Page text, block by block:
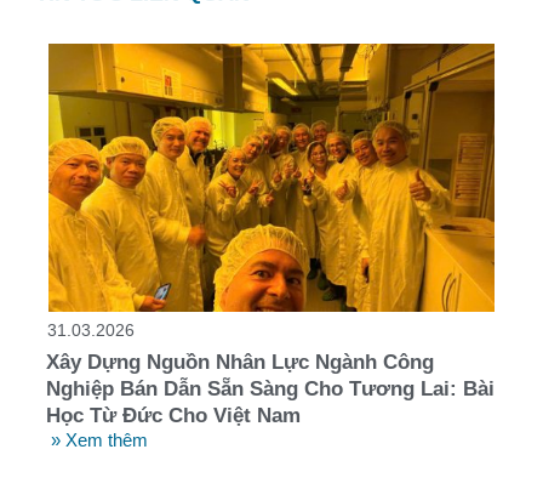
31.03.2026
Xây Dựng Nguồn Nhân Lực Ngành Công
Nghiệp Bán Dẫn Sẵn Sàng Cho Tương Lai: Bài
Học Từ Đức Cho Việt Nam
» Xem thêm